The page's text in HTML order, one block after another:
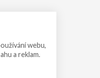
webu,
a reklam.